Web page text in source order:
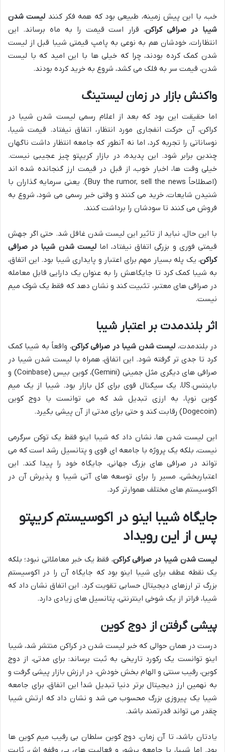
خب، با این پیش زمینه، طبیعی بود که همه فکر کنند لیست شدن
شیبا در صرافی کراکن، قرار است قیمت را به ماه برساند. این
انتظارات، خودشان هم به نوعی به پامپ قیمتی شیبا قبل از لیست
شدن کمک کرده بودند، چرا که خیلی ها با این امید که با لیست
شدن، قیمت سر به فلک می کشد، شروع به خرید کرده بودند.
واکنش بازار در زمان لیستینگ
اما حقیقت این بود که بعد از اعلام رسمی لیست شدن شیبا در
کراکن، آن حرکت انفجاری مورد انتظار، اتفاق نیفتاد. قیمت شیبا،
نوساناتی را تجربه کرد، اما نه آنطور که جامعه انتظار داشت ناگهان
چندین برابر شود. این پدیده، در بازار کریپتو چیز عجیبی نیست.
خیلی وقت ها، اخبار خوب، از قبل در قیمت ارز گنجانده شده اند
(اصطلاحاً Buy the rumor, sell the news). یعنی سرمایه گذاران با
شنیدن شایعات، خرید می کنند و وقتی خبر رسمی می شود، شروع به
فروش می کنند تا سودشان را برداشت کنند.
با این حال، نباید از تاثیر این لیست شدن غافل شد. حتی اگر جهش
قیمتی فوری و بزرگی اتفاق نیفتاد، امالیست شدن شیبا در صرافی
کراکن، یک پله بسیار مهم برای اعتبار و پایداری شیبا بود. این اتفاق،
به شیبا کمک کرد تا جایگاهش را به عنوان یک دارایی قابل معامله
در صرافی های معتبر، تثبیت کند و نشان دهد که فقط یک شوک میم
نیست.
اثر بلندمدت بر اعتبار شیبا
در بلندمدت، لیست شدن شیبا در صرافی کراکن، واقعاً به شیبا کمک
کرد تا جدی تر گرفته شود. این اتفاق، همراه با لیست شدن شیبا در
صرافی های دیگری مثل جمینی (Gemini)، کوین بیس (Coinbase) و
بایننس.US، یک سیگنال قوی برای کل بازار بود. شیبا از یک میم
کوین نوپا، به ارزی تبدیل شد که می توانست با دوج کوین
(Dogecoin) رقابت کند و حتی برای مدتی از آن پیشی بگیرد.
این لیست شدن ها، نشان داد که شیبا اینو فقط یک توکن سرگرمی
نیست، بلکه یک پروژه با جامعه ای قوی و پتانسیل رشد است که می
تواند در صرافی های بزرگ جهانی، جایگاه خود را پیدا کند. این
اعتباربخشی، مسیر را برای توسعه های آتی شیبا و پذیرش آن در
اکوسیستم های مختلف هموارتر کرد.
جایگاه شیبا اینو در اکوسیستم کریپتو
پس از این رویداد
لیست شدن شیبا در صرافی کراکن، فقط یک خبر معاملاتی نبود؛ بلکه
یک نقطه عطف برای شیبا اینو بود که جایگاه آن را در اکوسیستم
بزرگ تر ارزهای دیجیتال حسابی تقویت کرد. این اتفاق نشان داد که
شیبا، فراتر از یک شوخی اینترنتی، پتانسیل های زیادی دارد.
پیشی گرفتن از دوج کوین
درست در همان حوالی که خبر لیست شدن در کراکن منتشر شد، شیبا
اینو توانست یک رکورد تاریخی به ثبت برساند: برای مدتی، از دوج
کوین، رقیب سنتی و الهام بخش خودش، در ارزش بازار پیشی گرفت و
به نهمین ارز دیجیتال برتر دنیا تبدیل شد! این اتفاق، برای جامعه
شیبا یک پیروزی بزرگ محسوب می شد و نشان داد که ارتش شیبا
چقدر می تواند قدرتمند باشد.
یادتان باشد، تا آن زمان، دوج کوین سلطان بی رقیب میم کوین ها
بود. اما شیبا، با جامعه پرشور و فعالیت های بی وقفه اش، ثابت